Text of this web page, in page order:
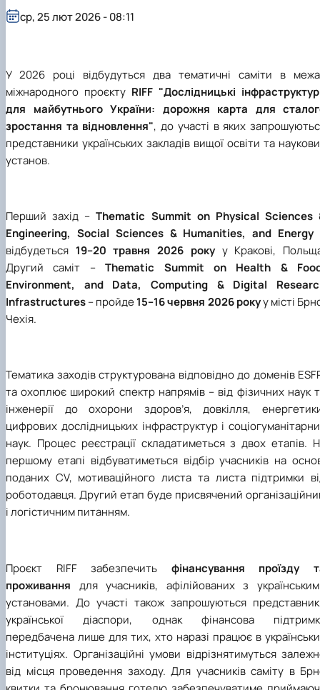
У 2026 році відбудуться два тематичні саміти в
міжнародного проєкту RIFF "Дослідницькі
для майбутнього України: дорожня карта для
зростання та відновлення", до участі в яких
представники українських закладів вищої освіти та
установ.
Перший захід – Thematic Summit on Physical Sciences
Engineering, Social Sciences & Humanities, and Energy
відбудеться 19–20 травня 2026 року у Кракові,
Другий саміт –
Thematic Summit on Health &
Environment, and Data, Computing & Digital
Infrastructures–пройде15–16 червня 2026 рокуу місті
Чехія.
Тематика заходів структурована відповідно до доменів
та охоплює широкий спектр напрямів – від фізичних наук
інженерії до охорони здоров’я, довкілля,
цифрових дослідницьких інфраструктур і
наук. Процес реєстрації складатиметься з двох етапів.
першому етапі відбуватиметься відбір учасників на
поданих CV, мотиваційного листа та листа підтримки
роботодавця. Другий етап буде присвячений
і логістичним питанням.
Проєкт RIFF забезпечить фінансування проїзду
проживання для учасників, афілійованих з
установами. До участі також запрошуються
української діаспори, однак фінансова
передбачена лише для тих, хто наразі працює в
інституціях. Організаційні умови відрізнятимуться
від місця проведення заходу. Для учасників саміту в
ср, 25 лют 2026 - 08:11